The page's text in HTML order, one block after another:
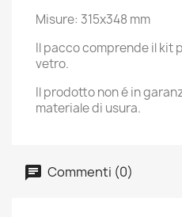
Misure: 315x348 mm
Il pacco comprende il kit
vetro.
Il prodotto non é in
materiale di usura.
Commenti (0)